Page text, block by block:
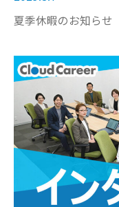
夏季休暇のお知らせ